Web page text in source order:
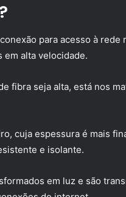
para acesso à rede
em alta velocidade.
fibra seja alta, está nos
cuja espessura é mais
e isolante.
em luz e são